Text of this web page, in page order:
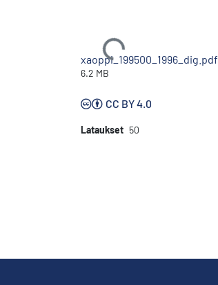
Ladataan...
xaoppi_199500_1996_dig.pdf
6.2 MB
CC BY 4.0
Lataukset 50